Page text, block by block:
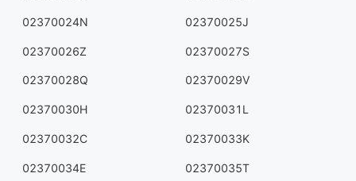
02370024N 02370025J
02370026Z 02370027S
02370028Q 02370029V
02370030H 02370031L
02370032C 02370033K
02370034E 02370035T